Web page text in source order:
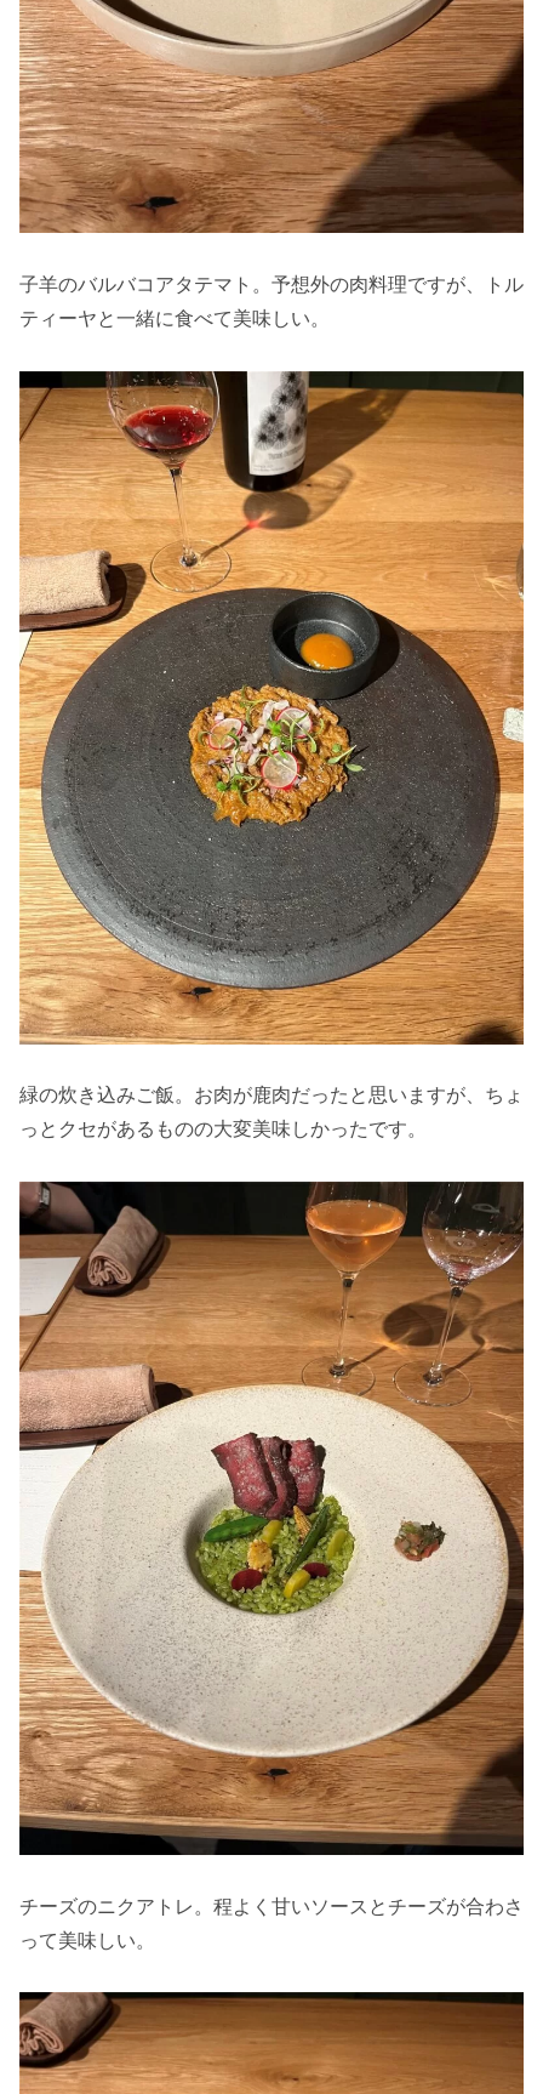
子羊のバルバコアタテマト。予想外の肉料理ですが、トル
ティーヤと一緒に食べて美味しい。
緑の炊き込みご飯。お肉が鹿肉だったと思いますが、ちょ
っとクセがあるものの大変美味しかったです。
チーズのニクアトレ。程よく甘いソースとチーズが合わさ
って美味しい。